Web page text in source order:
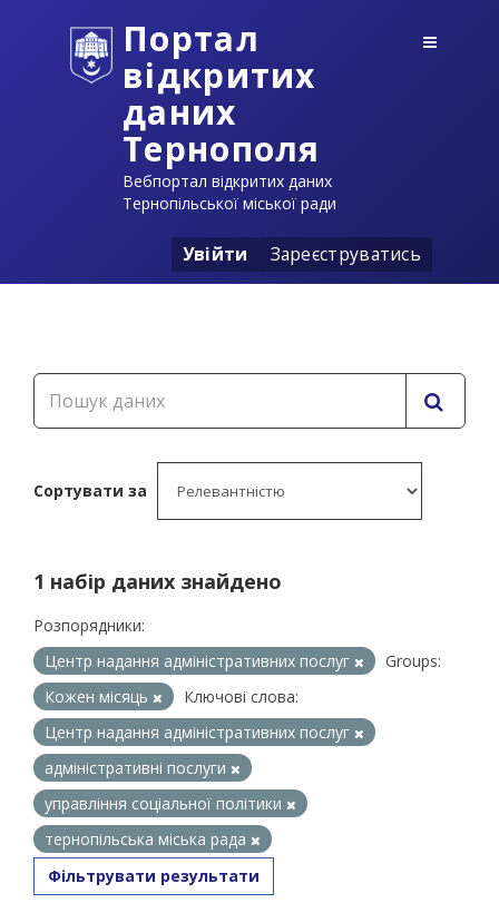
Портал
відкритих
даних
Тернополя
Вебпортал відкритих даних
Тернопільської міської ради
Увійти Зареєструватись
Сортувати за
1 набір даних знайдено
Розпорядники:
Центр надання адміністративних послуг
Groups:
Кожен місяць
Ключові слова:
Центр надання адміністративних послуг
адміністративні послуги
управління соціальної політики
тернопільська міська рада
Фільтрувати результати